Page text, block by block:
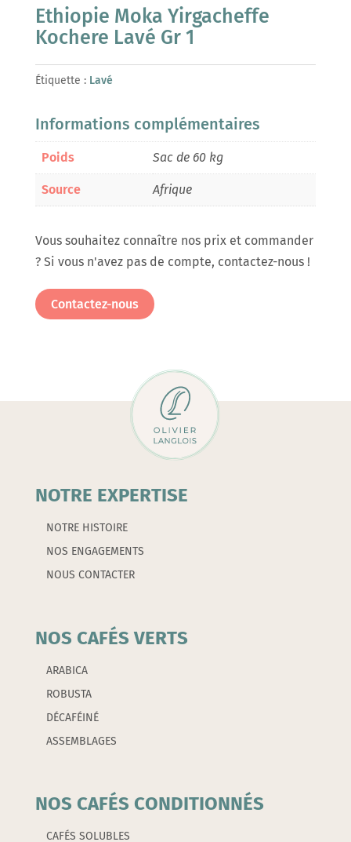
Ethiopie Moka Yirgacheffe
Kochere Lavé Gr 1
Étiquette : Lavé
Informations complémentaires
Poids Sac de 60 kg
Source Afrique
Vous souhaitez connaître nos prix et commander
? Si vous n'avez pas de compte, contactez-nous !
Contactez-nous
NOTRE EXPERTISE
NOTRE HISTOIRE
NOS ENGAGEMENTS
NOUS CONTACTER
NOS CAFÉS VERTS
ARABICA
ROBUSTA
DÉCAFÉINÉ
ASSEMBLAGES
NOS CAFÉS CONDITIONNÉS
CAFÉS SOLUBLES